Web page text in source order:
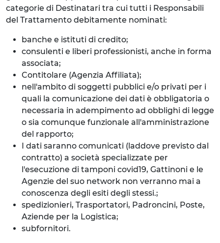
categorie di Destinatari tra cui tutti i Responsabili
del Trattamento debitamente nominati:
banche e istituti di credito;
consulenti e liberi professionisti, anche in forma
associata;
Contitolare (Agenzia Affiliata);
nell'ambito di soggetti pubblici e/o privati per i
quali la comunicazione dei dati è obbligatoria o
necessaria in adempimento ad obblighi di legge
o sia comunque funzionale all'amministrazione
del rapporto;
I dati saranno comunicati (laddove previsto dal
contratto) a società specializzate per
l'esecuzione di tamponi covid19, Gattinoni e le
Agenzie del suo network non verranno mai a
conoscenza degli esiti degli stessi.;
spedizionieri, Trasportatori, Padroncini, Poste,
Aziende per la Logistica;
subfornitori.